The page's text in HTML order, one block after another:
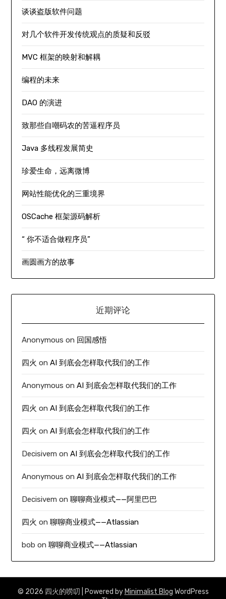
谈谈盗版软件问题
对几个软件开发传统观点的质疑和反驳
MVC 框架的映射和解耦
编程的未来
DAO 的演进
致那些自嘲码农的苦逼程序员
Java 多线程发展简史
珍爱生命，远离微博
网站性能优化的三重境界
OSCache 框架源码解析
“ 你不适合做程序员”
画圆画方的故事
近期评论
Anonymous on 回国感悟
四火 onAI 到底会怎样取代我们的工作
Anonymous onAI 到底会怎样取代我们的工作
四火 onAI 到底会怎样取代我们的工作
四火 onAI 到底会怎样取代我们的工作
Decisivem onAI 到底会怎样取代我们的工作
Anonymous onAI 到底会怎样取代我们的工作
Decisivem on聊聊商业模式——阿里巴巴
四火 on聊聊商业模式——Atlassian
bob on聊聊商业模式——Atlassian
© 2026 四火的唠叨 | Powered by Minimalist Blog WordPress